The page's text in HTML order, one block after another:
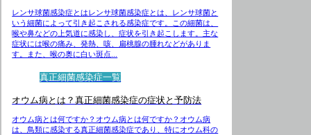
レンサ球菌感染症とはレンサ球菌感染症とは、レンサ球菌と
いう細菌によって引き起こされる感染症です。この細菌は、
喉や鼻などの上気道に感染し、症状を引き起こします。主な
症状には喉の痛み、発熱、咳、扁桃腺の腫れなどがありま
す。また、喉の奥に白い斑点...
真正細菌感染症一覧
オウム病とは？真正細菌感染症の症状と予防法
オウム病とは何ですか？オウム病とは何ですか？オウム病
は、鳥類に感染する真正細菌感染症であり、特にオウム科の